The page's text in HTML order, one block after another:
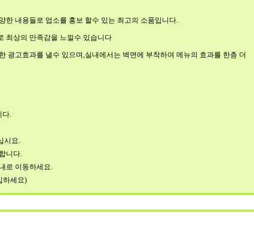
한 내용들로 업소를 홍보 할수 있는 최고의 소품입니다.
최상의 만족감을 느낄수 있습니다
광고효과를 낼수 있으며,실내에서는 벽면에 부착하여 메뉴의 효과를 한층 더
다.
시요.
니다.
로 이동하세요.
하세요)